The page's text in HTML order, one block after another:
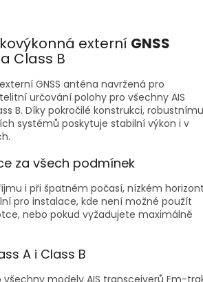
externí GNSS
Class B
GNSS anténa navržená pro
určování polohy pro všechny AIS
B. Díky pokročilé konstrukci, robustnímu
systémů poskytuje stabilní výkon i v
za všech podmínek
i při špatném počasí, nízkém
pro instalace, kde není možné použít
nebo pokud vyžadujete maximálně
A i Class B
modely AIS transceiverů Em-